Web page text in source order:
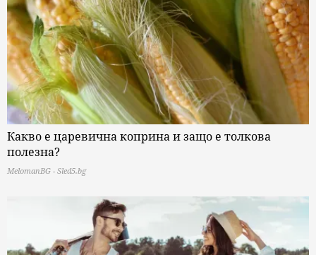
Какво е царевична коприна и защо е толкова
полезна?
MelomanBG - Sled5.bg